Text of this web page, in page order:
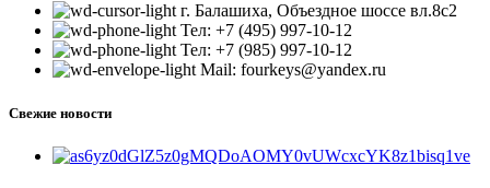
г. Балашиха, Объездное шоссе вл.8c2
Тел: +7 (495) 997-10-12
Тел: +7 (985) 997-10-12
Mail: fourkeys@yandex.ru
Свежие новости